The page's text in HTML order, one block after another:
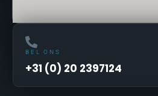
BEL ONS
+31 (0) 20 2397124